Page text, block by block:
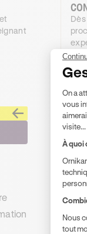
DÈS
On a
vous
visite...
À quoi
Nous
tout